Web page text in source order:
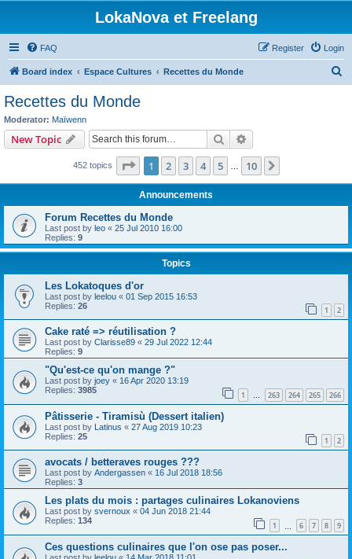
LokaNova et Freelang
FAQ Login
Register
Board index Espace Cultures Recettes du Monde
Recettes du Monde
Moderator: Maïwenn
New Topic Search
452 topics Page 1of 10
1 2 3 4 5 10
Announcements
Forum Recettes du Monde
Last post by leo « 25 Jul 2010 16:00
Replies: 9
Topics
Les Lokatoques d'or
Last post by leelou « 01 Sep 2015 16:53
Replies: 26 1 2
Cake raté => réutilisation ?
Last post by Clarisse89 « 29 Jul 2022 12:44
Replies: 9
"Qu'est-ce qu'on mange ?"
Last post by joey « 16 Apr 2020 13:19
Replies: 3985 1 … 263 264 265 266
Pâtisserie - Tiramisù (Dessert italien)
Last post by Latinus « 27 Aug 2019 10:23
Replies: 25 1 2
avocats / betteraves rouges ???
Last post by Andergassen « 16 Jul 2018 18:56
Replies: 3
Les plats du mois : partages culinaires Lokanoviens
Last post by svernoux « 04 Jun 2018 21:44
Replies: 134 1 6 7 8 9
Ces questions culinaires que l'on ose pas poser...